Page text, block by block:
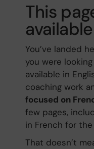
This
You’ve landed
you were
available in
coaching work
focused on
few pages,
in French for
That doesn’t